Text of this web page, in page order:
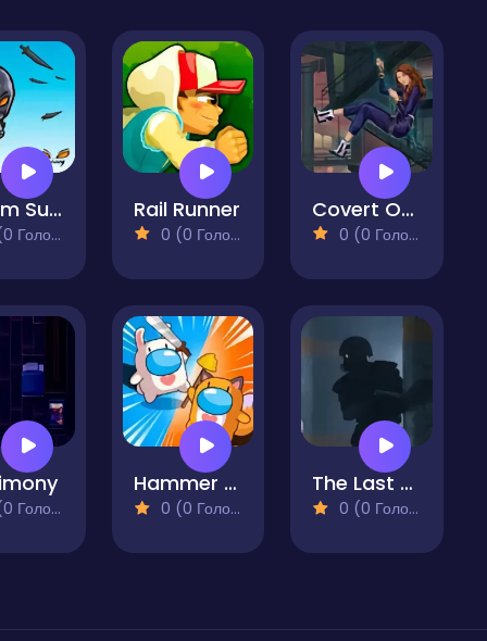
Golem Survival Rail Runner
0 (0 Голосів)
Covert Operations
0 (0 Голосів)
Hammer Master io
0 (0 Голосів)
The Last Man
0 (0 Голосів)